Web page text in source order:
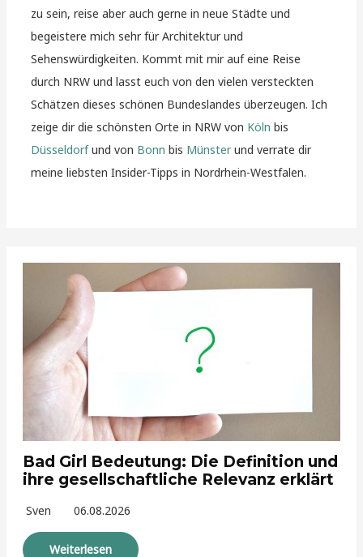
zu sein, reise aber auch gerne in neue Städte und
begeistere mich sehr für Architektur und
Sehenswürdigkeiten. Kommt mit mir auf eine Reise
durch NRW und lasst euch von den vielen versteckten
Schätzen dieses schönen Bundeslandes überzeugen. Ich
zeige dir die schönsten Orte in NRW von Köln bis
Düsseldorfund von Bonn bis Münsterund verrate dir
meine liebsten Insider-Tipps in Nordrhein-Westfalen.
Bad Girl Bedeutung: Die Definition und
ihre gesellschaftliche Relevanz erklärt
Sven 06.08.2026
Weiterlesen